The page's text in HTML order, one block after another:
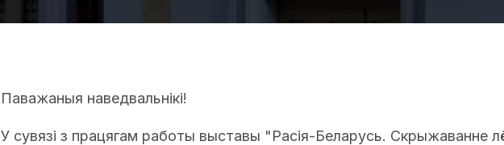
Паважаныя наведвальнікі!
У сувязі з працягам работы выставы "Расія-Беларусь. Скрыжаванне